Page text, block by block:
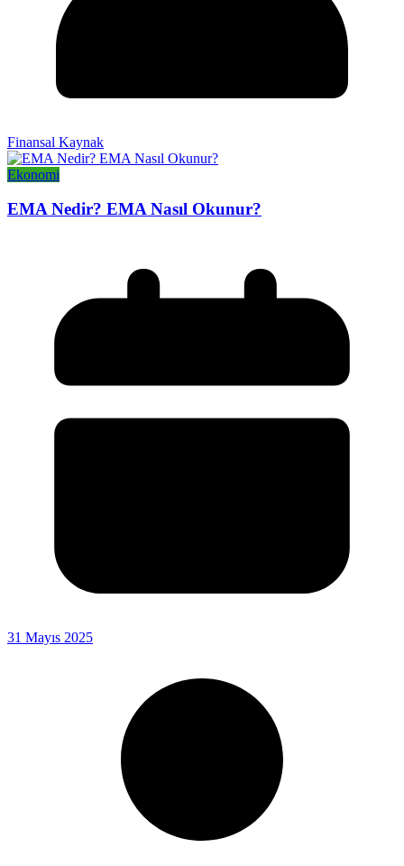
Finansal Kaynak
Ekonomi
EMA Nedir? EMA Nasıl Okunur?
31 Mayıs 2025